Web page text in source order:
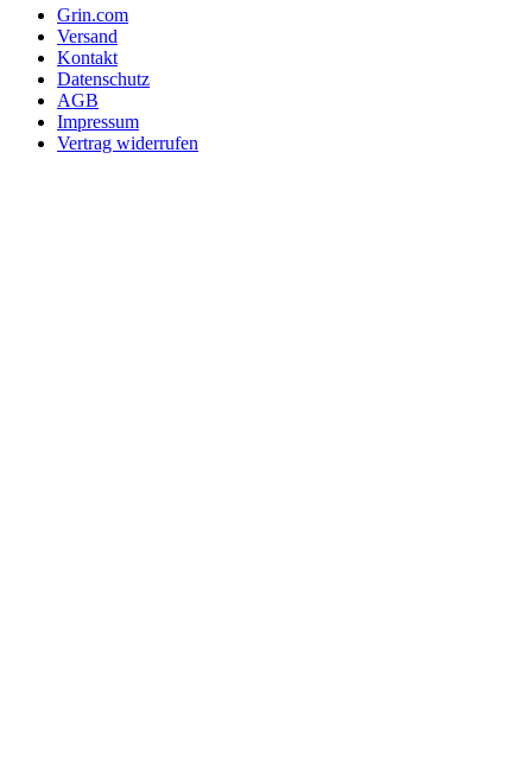
Grin.com
Versand
Kontakt
Datenschutz
AGB
Impressum
Vertrag widerrufen